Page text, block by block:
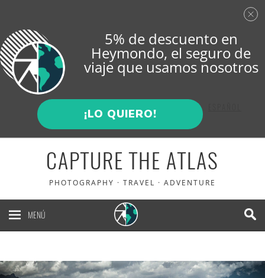
CAPTURE THE ATLAS
PHOTOGRAPHY · TRAVEL · ADVENTURE
MENÚ
5% de descuento en
Heymondo, el seguro de
viaje que usamos nosotros
¡LO QUIERO!